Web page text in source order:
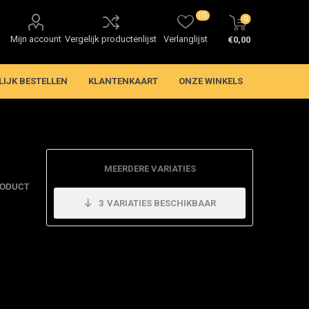
Mijn account Vergelijk productenlijst Verlanglijst
(0) 0
€0,00
BESTELLEN KLANTENKAART ONZE WINKELS
MEERDERE VARIATIES
3 VARIATIES BESCHIKBAAR